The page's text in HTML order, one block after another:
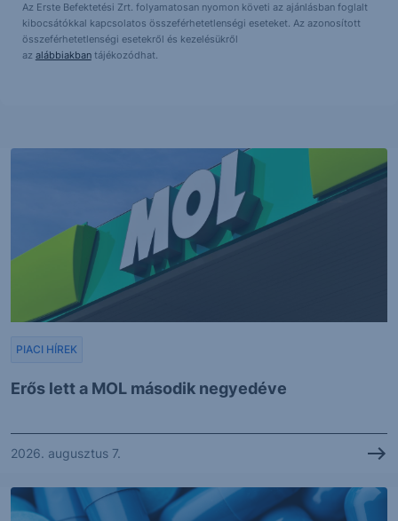
Az Erste Befektetési Zrt. folyamatosan nyomon követi az ajánlásban foglalt
kibocsátókkal kapcsolatos összeférhetetlenségi eseteket. Az azonosított
összeférhetetlenségi esetekről és kezelésükről
az alábbiakbantájékozódhat.
Erős lett a MOL második negyedéve
PIACI HÍREK
2026. augusztus 7.